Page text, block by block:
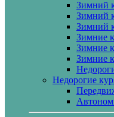
Зимний
Зимний
Зимний
Зимние
Зимние
Зимние
Недорогие